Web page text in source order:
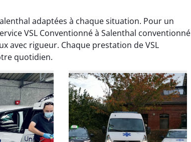
adaptées à chaque situation. Pour un
VSL Conventionné à Salenthal conventionné
avec rigueur. Chaque prestation de VSL
quotidien.
déroulé.
Jérémy Ferrand
8 septembre 2024
Transport ponctuel et
personnel très attentionné.